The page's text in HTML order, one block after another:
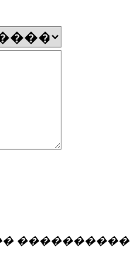
����������